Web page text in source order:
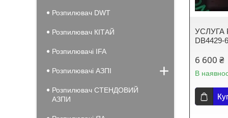
УСЛУГА
DB4429-
6 600 ₴
В
Розпилювач DWT
Розпилювач КІТАЙ
Розпилювачі IFA
Розпилювачі АЗПІ
Розпилювач СТЕНДОВИЙ
АЗПИ